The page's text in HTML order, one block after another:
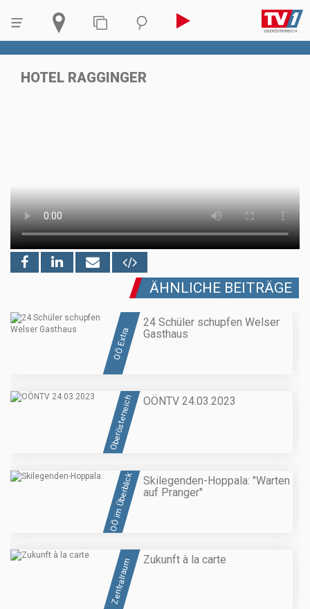
HOTEL RAGGINGER
ÄHNLICHE BEITRÄGE
OÖ Extra
24 Schüler schupfen Welser
Gasthaus
Oberösterreich OÖNTV 24.03.2023
OÖ im Überblick
Skilegenden-Hoppala: "Warten
auf Pranger"
Zentralraum Zukunft à la carte